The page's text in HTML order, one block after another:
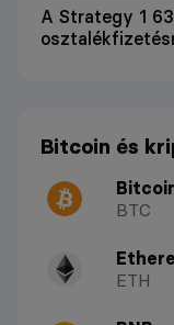
A Strategy 1
Bitcoin és
BTC
ETH